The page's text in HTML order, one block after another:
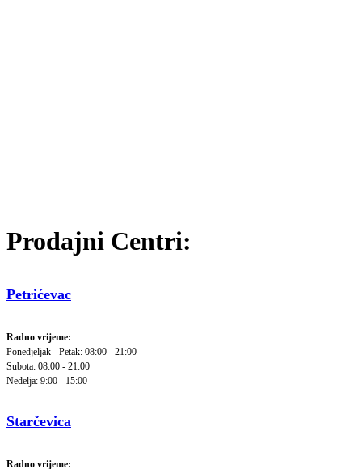
Prodajni Centri:
Petrićevac
Radno vrijeme:
Ponedjeljak - Petak: 08:00 - 21:00
Subota: 08:00 - 21:00
Nedelja: 9:00 - 15:00
Starčevica
Radno vrijeme: